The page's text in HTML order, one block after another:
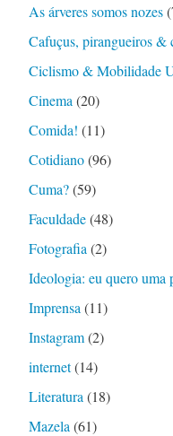
As árveres somos nozes
Cafuçus, pirangueiros &
Ciclismo & Mobilidade
Cinema (20)
Comida! (11)
Cotidiano(96)
Cuma?(59)
Faculdade(48)
Fotografia (2)
Ideologia: eu quero uma
Imprensa (11)
Instagram(2)
internet(14)
Literatura (18)
Mazela (61)